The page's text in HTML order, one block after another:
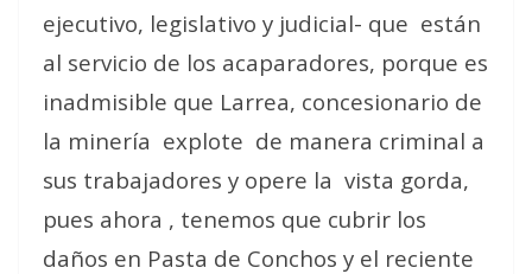
ejecutivo, legislativo y judicial- que están
al servicio de los acaparadores, porque es
inadmisible que Larrea, concesionario de
la minería explote de manera criminal a
sus trabajadores y opere la vista gorda,
pues ahora , tenemos que cubrir los
daños en Pasta de Conchos y el reciente